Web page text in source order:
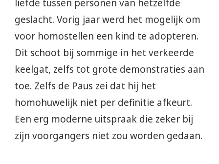
liefde tussen personen van hetzelfde
geslacht. Vorig jaar werd het mogelijk om
voor homostellen een kind te adopteren.
Dit schoot bij sommige in het verkeerde
keelgat, zelfs tot grote demonstraties aan
toe. Zelfs de Paus zei dat hij het
homohuwelijk niet per definitie afkeurt.
Een erg moderne uitspraak die zeker bij
zijn voorgangers niet zou worden gedaan.